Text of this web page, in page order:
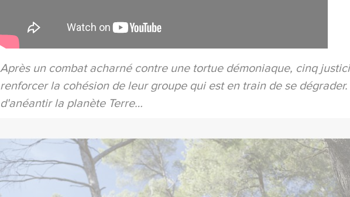
Après un combat acharné contre une tortue démoniaque, cinq
renforcer la cohésion de leur groupe qui est en train de se
d'anéantir la planète Terre…